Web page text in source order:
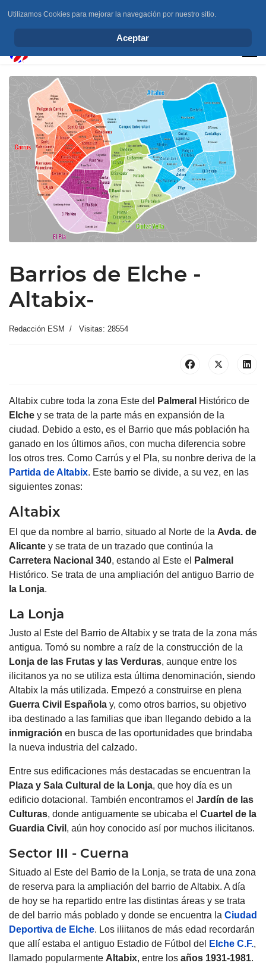
Barrios de Elche -
Altabix-
Redacción ESM Visitas: 28554
Altabix cubre toda la zona Este del Palmeral Histórico de
Elche y se trata de la parte más en expansión de la
ciudad. Debido a esto, es el Barrio que más población ha
ganado en los últimos años, con mucha diferencia sobre
los otros tres. Como Carrús y el Pla, su nonbre deriva de la
Partida de Altabix. Este barrio se divide, a su vez, en las
siguientes zonas:
Altabix
El que da nombre al barrio, situado al Norte de la Avda. de
Alicante y se trata de un trazado que continúa la
Carretera Nacional 340, estando al Este el
Palmeral
Histórico. Se trata de una ampliación del antiguo Barrio de
la Lonja.
La Lonja
Justo al Este del Barrio de Altabix y se trata de la zona más
antigua. Tomó su nombre a raíz de la construcción de la
Lonja de las Frutas y las Verduras, aunque entre los
ilicitanos ya no se utiliza esta última denominación, siendo
Altabix la más utilizada. Empezó a construirse en plena
Guerra Civil
Española y, como otros barrios, su objetivo
iba destinado a las familias que iban llegando debido a la
inmigración en busca de las oportunidades que brindaba
la nueva industria del calzado.
Entre sus edificaciones más destacadas se encuentran la
Plaza y Sala Cultural de la Lonja, que hoy día es un
edificio dotacional. También encontramos el Jardín de las
Culturas, donde antiguamente se ubicaba el Cuartel de la
Guardia Civil , aún hoy conocido así por muchos ilicitanos.
Sector III - Cuerna
Situado al Este del Barrio de la Lonja, se trata de una zona
de reserva para la ampliación del barrio de Altabix. A día
de hoy se ha repartido entre las distintas áreas y se trata
de del barrio más poblado y donde se encuentra la Ciudad
Deportiva de Elche. Los iliitanos de más edad recordarán
que allí estaba el antiguo Estadio de Fútbol del
Elche C.F.,
llamado popularmente Altabix, entre los años 1931-1981.
Utilizamos Cookies para mejorar la navegación por nuestro sitio.
Aceptar